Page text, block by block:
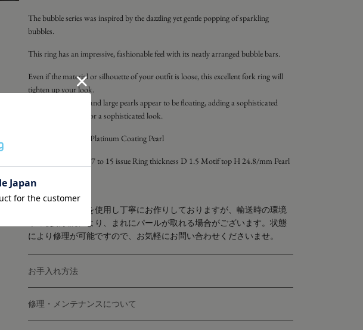
The bubble series was inspired by the dazzling yet gentle popping of sparkling
bubbles.
This ring has an impressive, fashionable feel with its neatly arranged bubble bars.
Even if the material or silhouette of your outfit is loose, this excellent fork ring will
tighten up your look.
The cool bar motif and large pearls appear to be floating, adding a sophisticated
look to your wrist for a sophisticated look.
Platinum Coating Pearl
Size: Expected sizes: 7 to 15 issue Ring thickness D 1.5 Motif top H 24.8/mm Pearl
※専用の接着剤を使用し丁寧にお作りしておりますが、輸送時の環境
やご使用状況により、まれにパールが取れる場合がございます。状態
により修理が可能ですので、お気軽にお問い合わせくださいませ。
お手入れ方法
修理・メンテナンスについて